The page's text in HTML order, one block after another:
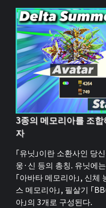
3종의 메모리아를 조
자
「유닛」이란 소환사인 당
웅·신 등의 총칭. 유닛에
「아바타 메모리아」, 신
스 메모리아」, 필살기 「
아」의 3개로 구성된다.